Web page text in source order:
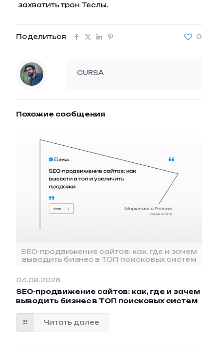
захватить трон Теслы.
Поделиться 0
CURSA
Похожие сообщения
SEO-продвижение сайтов: как, где и зачем
выводить бизнес в ТОП поисковых систем
04.08.2026
SEO-продвижение сайтов: как, где и зачем
выводить бизнес в ТОП поисковых систем
Читать далее